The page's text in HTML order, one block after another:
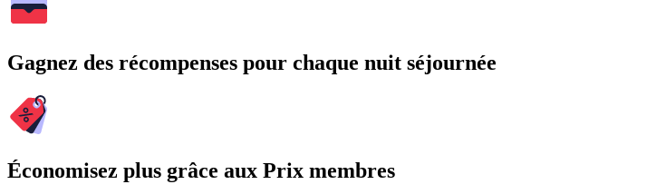
Gagnez des récompenses pour chaque nuit séjournée
Économisez plus grâce aux Prix membres